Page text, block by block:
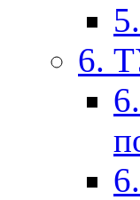
6.